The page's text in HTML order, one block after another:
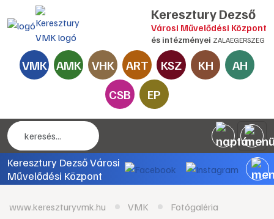
Keresztury Dezső
Városi Művelődési Központ
és intézményei ZALAEGERSZEG
VMK AMK VHK ART KSZ KH
AH
CSB
EP
Keresztury Dezső Városi
Művelődési Központ
www.kereszturyvmk.hu VMK Fotógaléria